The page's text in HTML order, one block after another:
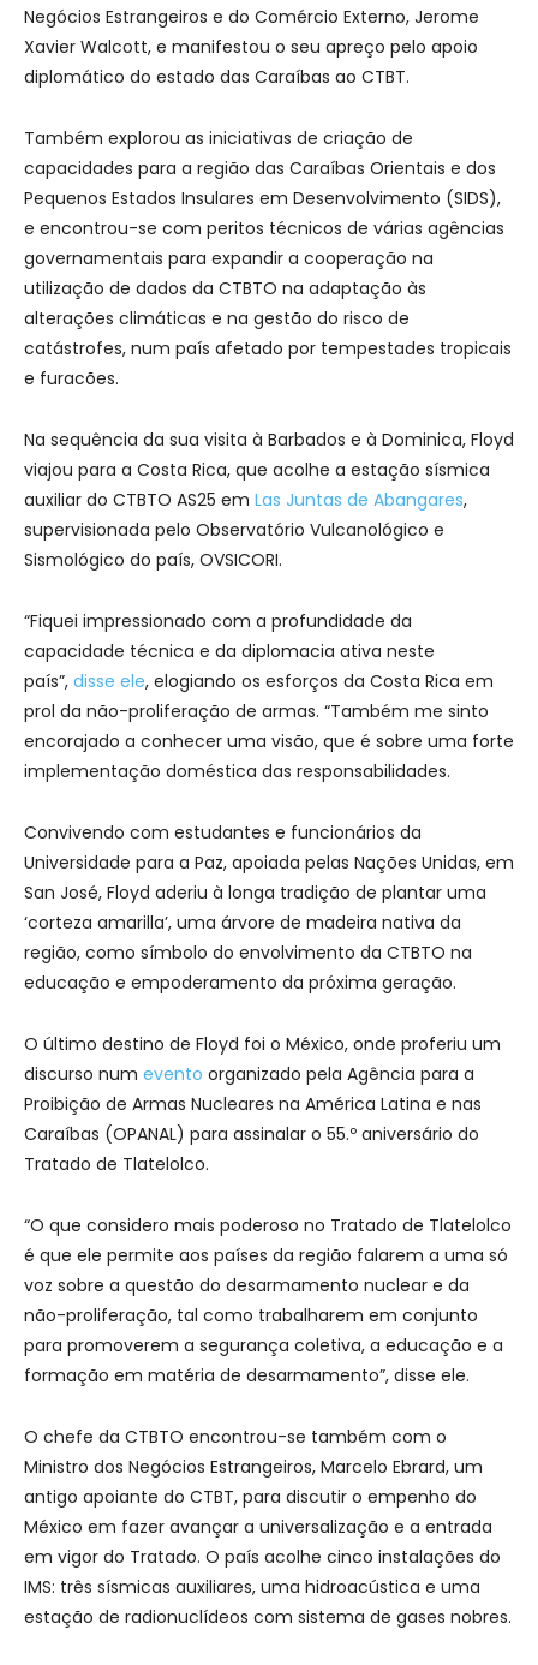
Negócios Estrangeiros e do Comércio Externo, Jerome
Xavier Walcott, e manifestou o seu apreço pelo apoio
diplomático do estado das Caraíbas ao CTBT.
Também explorou as iniciativas de criação de
capacidades para a região das Caraíbas Orientais e dos
Pequenos Estados Insulares em Desenvolvimento (SIDS),
e encontrou-se com peritos técnicos de várias agências
governamentais para expandir a cooperação na
utilização de dados da CTBTO na adaptação às
alterações climáticas e na gestão do risco de
catástrofes, num país afetado por tempestades tropicais
e furacões.
Na sequência da sua visita à Barbados e à Dominica, Floyd
viajou para a Costa Rica, que acolhe a estação sísmica
auxiliar do CTBTO AS25 em Las Juntas de Abangares,
supervisionada pelo Observatório Vulcanológico e
Sismológico do país, OVSICORI.
“Fiquei impressionado com a profundidade da
capacidade técnica e da diplomacia ativa neste
país”, disse ele, elogiando os esforços da Costa Rica em
prol da não-proliferação de armas. “Também me sinto
encorajado a conhecer uma visão, que é sobre uma forte
implementação doméstica das responsabilidades.
Convivendo com estudantes e funcionários da
Universidade para a Paz, apoiada pelas Nações Unidas, em
San José, Floyd aderiu à longa tradição de plantar uma
‘corteza amarilla’, uma árvore de madeira nativa da
região, como símbolo do envolvimento da CTBTO na
educação e empoderamento da próxima geração.
O último destino de Floyd foi o México, onde proferiu um
discurso num evento organizado pela Agência para a
Proibição de Armas Nucleares na América Latina e nas
Caraíbas (OPANAL) para assinalar o 55.º aniversário do
Tratado de Tlatelolco.
“O que considero mais poderoso no Tratado de Tlatelolco
é que ele permite aos países da região falarem a uma só
voz sobre a questão do desarmamento nuclear e da
não-proliferação, tal como trabalharem em conjunto
para promoverem a segurança coletiva, a educação e a
formação em matéria de desarmamento”, disse ele.
O chefe da CTBTO encontrou-se também com o
Ministro dos Negócios Estrangeiros, Marcelo Ebrard, um
antigo apoiante do CTBT, para discutir o empenho do
México em fazer avançar a universalização e a entrada
em vigor do Tratado. O país acolhe cinco instalações do
IMS: três sísmicas auxiliares, uma hidroacústica e uma
estação de radionuclídeos com sistema de gases nobres.